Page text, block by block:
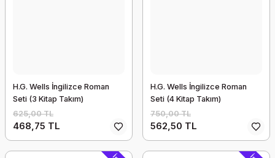
H.G. Wells İngilizce Roman
Seti (3 Kitap Takım)
625,00 TL
468,75 TL
H.G. Wells İngilizce Roman
Seti (4 Kitap Takım)
750,00 TL
562,50 TL